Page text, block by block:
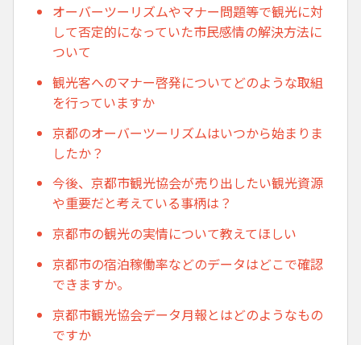
オーバーツーリズムやマナー問題等で観光に対
して否定的になっていた市民感情の解決方法に
ついて
観光客へのマナー啓発についてどのような取組
を行っていますか
京都のオーバーツーリズムはいつから始まりま
したか？
今後、京都市観光協会が売り出したい観光資源
や重要だと考えている事柄は？
京都市の観光の実情について教えてほしい
京都市の宿泊稼働率などのデータはどこで確認
できますか。
京都市観光協会データ月報とはどのようなもの
ですか